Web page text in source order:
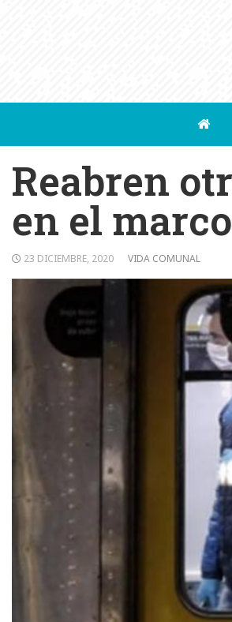
Reabren
en el
23 DICIEMBRE, 2020 VIDA COMUNAL